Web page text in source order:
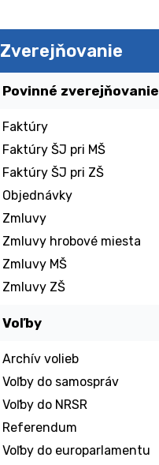
Zverejňovanie
Povinné zverejňovanie
Faktúry
Faktúry ŠJ pri MŠ
Faktúry ŠJ pri ZŠ
Objednávky
Zmluvy
Zmluvy hrobové miesta
Zmluvy MŠ
Zmluvy ZŠ
Voľby
Archív volieb
Voľby do samospráv
Voľby do NRSR
Referendum
Voľby do europarlamentu